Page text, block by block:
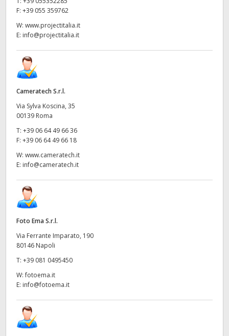
F: +39 055 359762
W: www.projectitalia.it
E: info@projectitalia.it
Cameratech S.r.l.
Via Sylva Koscina, 35
00139 Roma
T: +39 06 64 49 66 36
F: +39 06 64 49 66 18
W: www.cameratech.it
E: info@cameratech.it
Foto Ema S.r.l.
Via Ferrante Imparato, 190
80146 Napoli
T: +39 081 0495450
W:fotoema.it
E: info@fotoema.it